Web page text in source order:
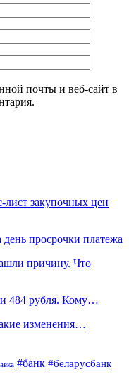
почты и веб-сайт в
лист закупочных цен
просрочки платежа
причину. Что
484 рубля. Кому…
изменения…
#банк #беларусбанк